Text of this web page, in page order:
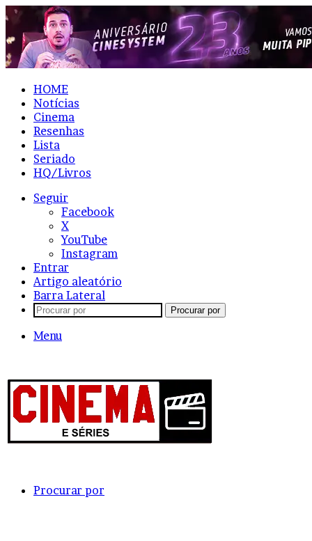
HOME
Notícias
Cinema
Resenhas
Lista
Seriado
HQ/Livros
Seguir
Facebook
X
YouTube
Instagram
Entrar
Artigo aleatório
Barra Lateral
Procurar por
Menu
Procurar por